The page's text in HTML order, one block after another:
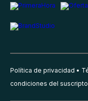
Política de privacidad
condiciones del